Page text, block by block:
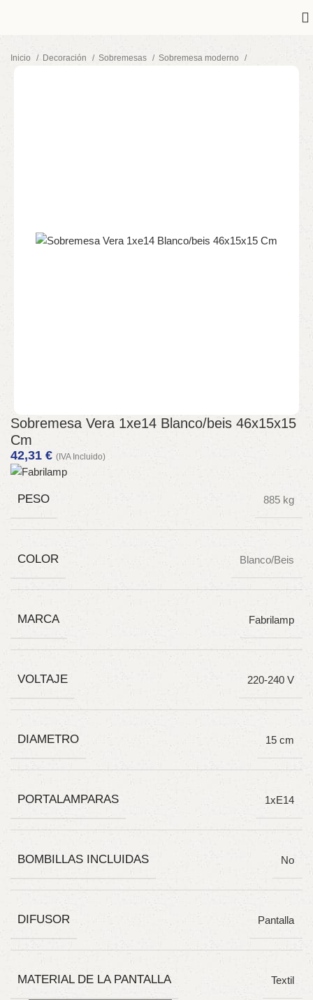
Inicio Decoración Sobremesas Sobremesa moderno
Sobremesa Vera 1xe14 Blanco/beis 46x15x15
Cm
42,31 € (IVA Incluido)
PESO 885 kg
COLOR Blanco/Beis
MARCA Fabrilamp
VOLTAJE 220-240 V
DIAMETRO 15 cm
PORTALAMPARAS 1xE14
BOMBILLAS INCLUIDAS No
DIFUSOR Pantalla
MATERIAL DE LA PANTALLA Textil